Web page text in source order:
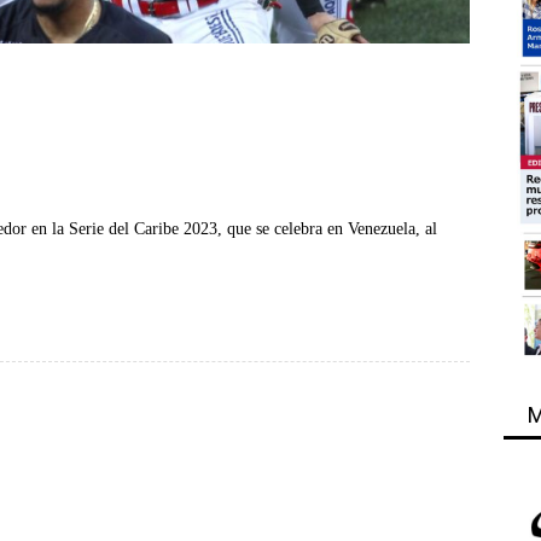
en la Serie del Caribe 2023, que se celebra en Venezuela, al